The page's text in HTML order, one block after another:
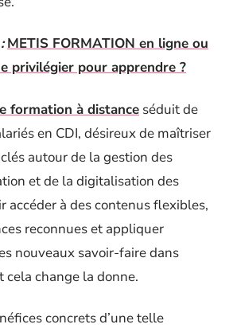
METIS FORMATION en ligne ou
privilégier pour apprendre ?
formation à distance séduit de
en CDI, désireux de maîtriser
autour de la gestion des
et de la digitalisation des
accéder à des contenus flexibles,
reconnues et appliquer
nouveaux savoir-faire dans
cela change la donne.
concrets d’une telle